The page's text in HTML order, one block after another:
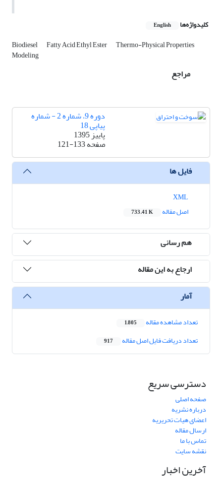
کلیدواژه‌ها English
Biodiesel Fatty Acid Ethyl Ester Thermo-Physical Properties
Modeling
مراجع
دوره 9، شماره 2 - شماره
پیاپی 18
پاییز 1395
صفحه121-133
فایل ها
اصل مقاله
733.41 K
هم رسانی
ارجاع به این مقاله
آمار
تعداد مشاهده مقاله 1,805
تعداد دریافت فایل اصل مقاله 917
دسترسی سریع
صفحه اصلی
درباره نشریه
اعضای هیات تحریریه
ارسال مقاله
تماس با ما
نقشه سایت
آخرین اخبار